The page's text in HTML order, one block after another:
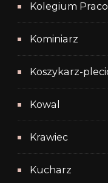
Kolegium
Kominiarz
Koszykarz-
Kowal
Krawiec
Kucharz